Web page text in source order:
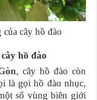
cây hồ đào
hồ đào
, cây hồ đào còn
là gọi hồ đào nhục,
số vùng biên giới